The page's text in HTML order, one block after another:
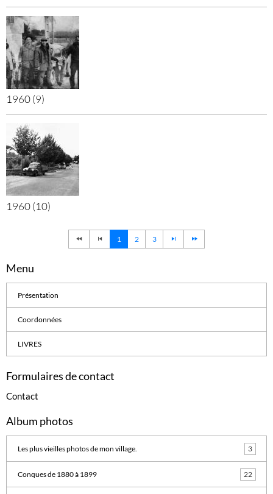
1960 (9)
1960 (10)
1 2 3
Menu
Présentation
Coordonnées
LIVRES
Formulaires de contact
Contact
Album photos
Les plus vieilles photos de mon village. 3
Conques de 1880 à 1899 22